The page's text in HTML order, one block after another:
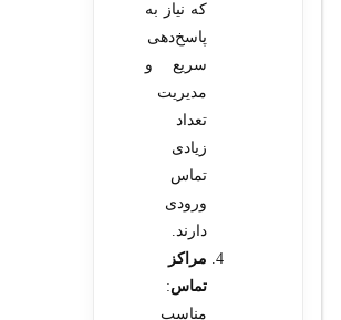
که نیاز به
پاسخ‌دهی
سریع و
مدیریت
تعداد
زیادی
تماس
ورودی
دارند.
مراکز
تماس:
مناسب